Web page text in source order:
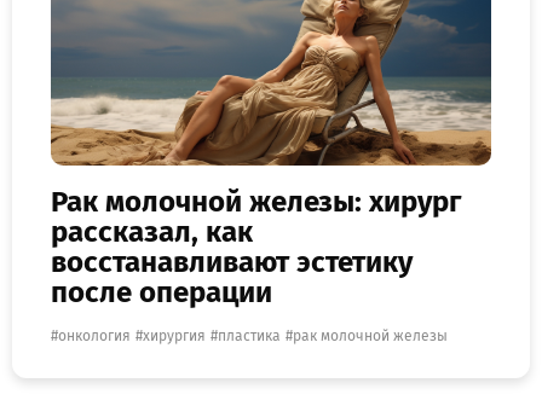
Рак молочной железы: хирург
рассказал, как
восстанавливают эстетику
после операции
онкология хирургия пластика рак молочной железы